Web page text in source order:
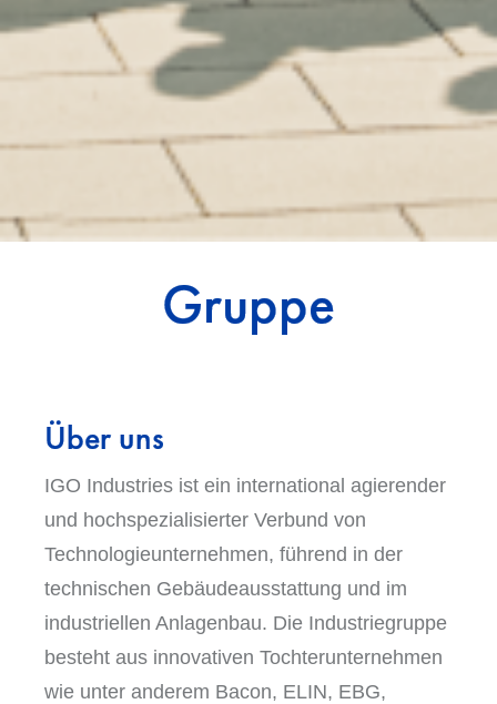
Gruppe
Über uns
IGO Industries ist ein international agierender
und hochspezialisierter Verbund von
Technologieunternehmen, führend in der
technischen Gebäudeausstattung und im
industriellen Anlagenbau. Die Industriegruppe
besteht aus innovativen Tochterunternehmen
wie unter anderem Bacon, ELIN, EBG,